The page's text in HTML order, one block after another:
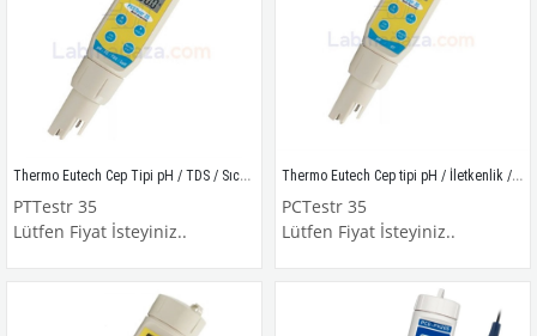
Thermo Eutech Cep Tipi pH / TDS / Sıcaklık Ölçüm Cihazı / PTTestr 35
PTTestr 35
Lütfen Fiyat İsteyiniz..
Thermo Eutech Cep tipi pH / İletkenlik / Sıcaklık Ölçüm Cihazı / PCTestr 35
PCTestr 35
Lütfen Fiyat İsteyiniz..